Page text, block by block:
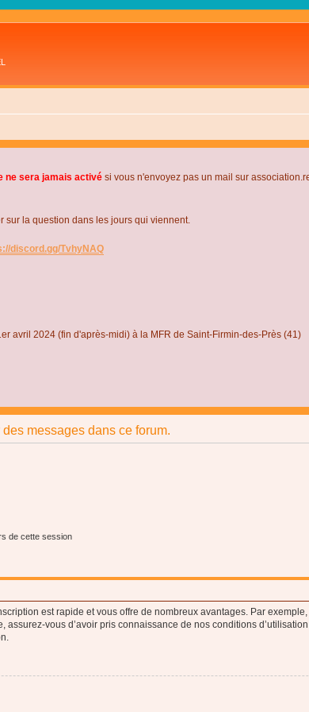
ne sera jamais activé si vous n'envoyez pas un mail sur
la question dans les jours qui viennent.
discord.gg/TvhyNAQ
avril 2024 (fin d'après-midi) à la MFR de Saint-Firmin-des-Près (41)
messages dans ce forum.
de cette session
est rapide et vous offre de nombreux avantages. Par
vous d’avoir pris connaissance de nos conditions